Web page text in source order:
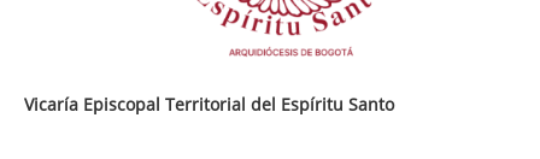
Vicaría Episcopal Territorial del Espíritu Santo